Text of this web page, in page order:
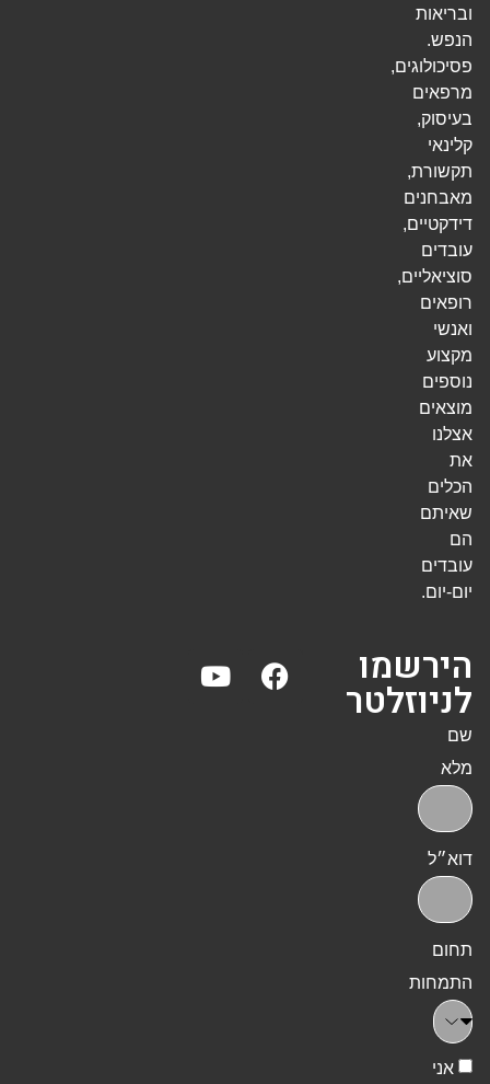
ובריאות
הנפש.
פסיכולוגים,
מרפאים
בעיסוק,
קלינאי
תקשורת,
מאבחנים
דידקטיים,
עובדים
סוציאליים,
רופאים
ואנשי
מקצוע
נוספים
מוצאים
אצלנו
את
הכלים
שאיתם
הם
עובדים
יום-יום.
הירשמו
לניוזלטר
שם
מלא
דוא״ל
תחום
התמחות
אני